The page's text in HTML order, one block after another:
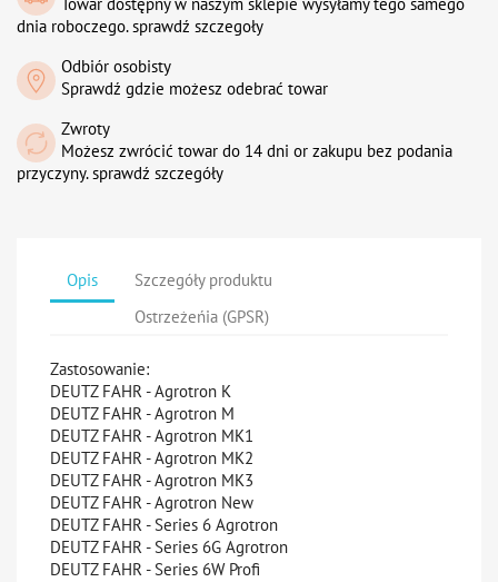
dnia roboczego. sprawdź szczegoły
Odbiór osobisty
Sprawdź gdzie możesz odebrać towar
Zwroty
Możesz zwrócić towar do 14 dni or zakupu bez podania
przyczyny. sprawdź szczegóły
Opis
Szczegóły produktu
Ostrzeżeńia (GPSR)
Zastosowanie:
DEUTZ FAHR - Agrotron K
DEUTZ FAHR - Agrotron M
DEUTZ FAHR - Agrotron MK1
DEUTZ FAHR - Agrotron MK2
DEUTZ FAHR - Agrotron MK3
DEUTZ FAHR - Agrotron New
DEUTZ FAHR - Series 6 Agrotron
DEUTZ FAHR - Series 6G Agrotron
DEUTZ FAHR - Series 6W Profi